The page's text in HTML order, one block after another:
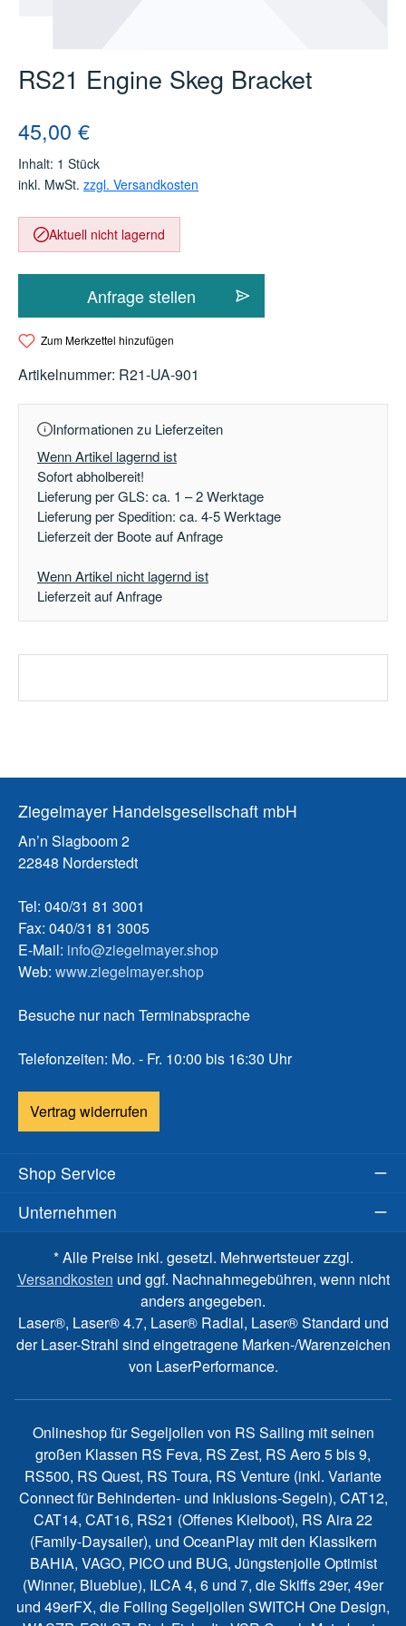
RS21 Engine Skeg Bracket
Regulärer Preis:
45,00 €
Inhalt: 1 Stück
inkl. MwSt. zzgl. Versandkosten
Aktuell nicht lagernd
Anfrage stellen
Zum Merkzettel hinzufügen
Artikelnummer: R21-UA-901
Informationen zu Lieferzeiten
Wenn Artikel lagernd ist
Sofort abholbereit!
Lieferung per GLS: ca. 1 – 2 Werktage
Lieferung per Spedition: ca. 4-5 Werktage
Lieferzeit der Boote auf Anfrage
Wenn Artikel nicht lagernd ist
Lieferzeit auf Anfrage
Ziegelmayer Handelsgesellschaft mbH
An’n Slagboom 2
22848 Norderstedt
Tel: 040/31 81 3001
Fax: 040/31 81 3005
E-Mail: info@ziegelmayer.shop
Web: www.ziegelmayer.shop
Besuche nur nach Terminabsprache
Telefonzeiten: Mo. - Fr. 10:00 bis 16:30 Uhr
Vertrag widerrufen
Shop Service
Unternehmen
* Alle Preise inkl. gesetzl. Mehrwertsteuer zzgl.
Versandkosten und ggf. Nachnahmegebühren, wenn nicht
anders angegeben.
Laser®, Laser® 4.7, Laser® Radial, Laser® Standard und
der Laser-Strahl sind eingetragene Marken-/Warenzeichen
von LaserPerformance.
Onlineshop für Segeljollen von RS Sailing mit seinen
großen Klassen RS Feva, RS Zest, RS Aero 5 bis 9,
RS500, RS Quest, RS Toura, RS Venture (inkl. Variante
Connect für Behinderten- und Inklusions-Segeln), CAT12,
CAT14, CAT16, RS21 (Offenes Kielboot), RS Aira 22
(Family-Daysailer), und OceanPlay mit den Klassikern
BAHIA, VAGO, PICO und BUG, Jüngstenjolle Optimist
(Winner, Blueblue), ILCA 4, 6 und 7, die Skiffs 29er, 49er
und 49erFX, die Foiling Segeljollen SWITCH One Design,